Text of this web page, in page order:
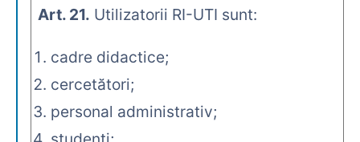
Art. 21. Utilizatorii RI-UTI sunt:
cadre didactice;
cercetători;
personal administrativ;